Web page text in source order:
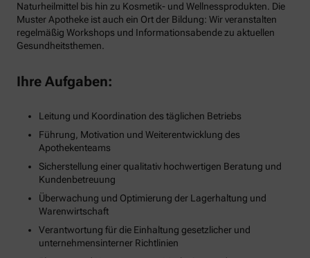
Naturheilmittel bis hin zu Kosmetik- und Wellnessprodukten. Die
Muster Apotheke ist auch ein Ort der Bildung: Wir veranstalten
regelmäßig Workshops und Informationsabende zu aktuellen
Gesundheitsthemen.
Ihre Aufgaben:
Leitung und Koordination des täglichen Betriebs
Führung, Motivation und Weiterentwicklung des
Apothekenteams
Sicherstellung einer qualitativ hochwertigen Beratung und
Kundenbetreuung
Überwachung und Optimierung der Lagerhaltung und
Warenwirtschaft
Verantwortung für die Einhaltung gesetzlicher und
unternehmensinterner Richtlinien